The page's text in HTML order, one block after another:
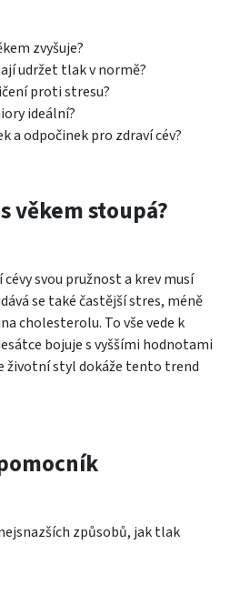
zvyšuje?
udržet tlak v normě?
proti stresu?
ideální?
a odpočinek pro zdraví cév?
věkem stoupá?
svou pružnost a krev musí
se také častější stres, méně
cholesterolu. To vše vede k
bojuje s vyššími hodnotami
životní styl dokáže tento trend
způsobů, jak tlak